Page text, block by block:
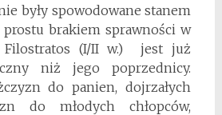
były spowodowane stanem
brakiem sprawności w
Filostratos (I/II w.) jest już
niż jego poprzednicy.
do panien, dojrzałych
do młodych chłopców,